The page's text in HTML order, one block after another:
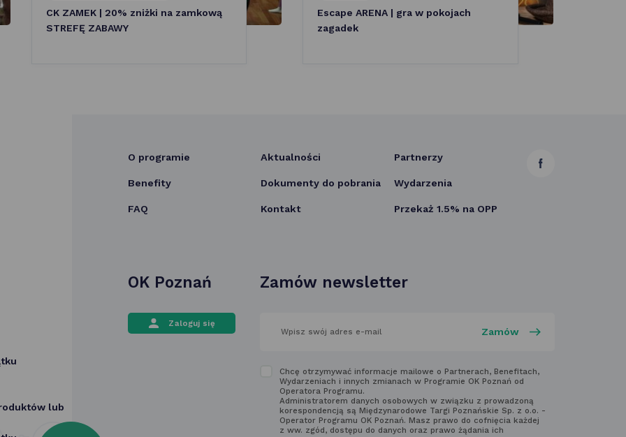
CK ZAMEK | 20% zniżki na zamkową
STREFĘ ZABAWY
Escape ARENA | gra w pokojach
zagadek
lub
O programie Aktualności Partnerzy
Benefity Dokumenty do pobrania Wydarzenia
FAQ Kontakt Przekaż 1.5% na OPP
link
OK Poznań
Zaloguj się
Zamów newsletter
poniżej
Zapoznaj
z regulaminem
newsletter'a
Chcę otrzymywać informacje mailowe o Partnerach, Benefitach,
Wydarzeniach i innych zmianach w Programie OK Poznań od
Operatora Programu.
Administratorem danych osobowych w związku z prowadzoną
korespondencją są Międzynarodowe Targi Poznańskie Sp. z o.o. -
Operator Programu OK Poznań. Masz prawo do cofnięcia każdej
z ww. zgód, dostępu do danych oraz prawo żądania ich